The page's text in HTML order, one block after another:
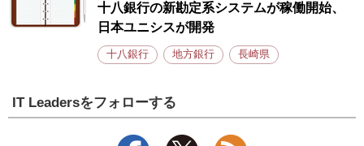
十八銀行の新勘定系システムが稼働開始、
日本ユニシスが開発
十八銀行 地方銀行 長崎県
IT Leadersをフォローする